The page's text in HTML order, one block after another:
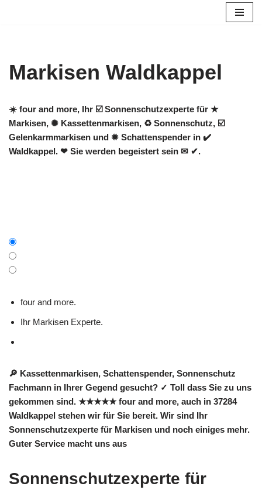
Markisen Waldkappel
☀️ four and more, Ihr ☑️ Sonnenschutzexperte für ★
Markisen, ✺ Kassettenmarkisen, ♻ Sonnenschutz, ☑️
Gelenkarmmarkisen und ✹ Schattenspender in ✔️
Waldkappel. ❤ Sie werden begeistert sein ✉ ✔.
four and more.
Ihr Markisen Experte.
🔎 Kassettenmarkisen, Schattenspender, Sonnenschutz
Fachmann in Ihrer Gegend gesucht? ✓ Toll dass Sie zu uns
gekommen sind. ★★★★★ four and more, auch in 37284
Waldkappel stehen wir für Sie bereit. Wir sind Ihr
Sonnenschutzexperte für Markisen und noch einiges mehr.
Guter Service macht uns aus
Sonnenschutzexperte für